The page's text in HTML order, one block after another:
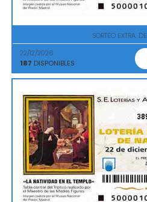
SORTEO EXTRA.
22/12/2026
187 DISPONIBLES